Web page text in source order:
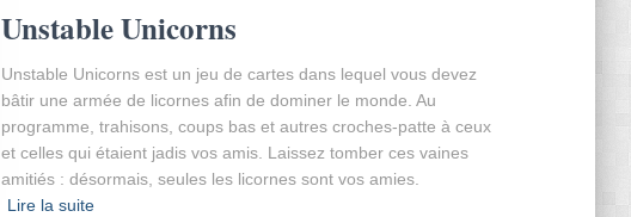
Unstable Unicorns
Unstable Unicorns est un jeu de cartes dans lequel vous devez
bâtir une armée de licornes afin de dominer le monde. Au
programme, trahisons, coups bas et autres croches-patte à ceux
et celles qui étaient jadis vos amis. Laissez tomber ces vaines
amitiés : désormais, seules les licornes sont vos amies.
Lire la suite